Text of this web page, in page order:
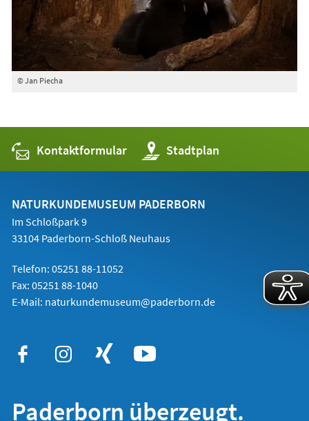
© Jan Piecha
Kontaktformular Stadtplan
(Öffnet
in
einem
Tab)
NATURKUNDEMUSEUM PADERBORN
Im Schloßpark 9
33104 Paderborn-Schloß Neuhaus
Telefon: 05251 88-11052
Fax: 05251 88-1040
E-Mail: naturkundemuseum@paderborn.de
Paderborn überzeugt.